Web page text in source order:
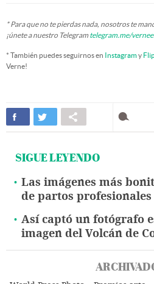
* Para que no te pierdas nada, nosotros te
¡únete a nuestro Telegram telegram.me/
* También puedes seguirnos en Instagramy
Verne!
SIGUE LEYENDO
Las imágenes más
de partos profesionales
Así captó un fotógrafo
imagen del Volcán de